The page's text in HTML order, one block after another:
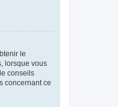
le
lorsque vous
conseils
concernant ce